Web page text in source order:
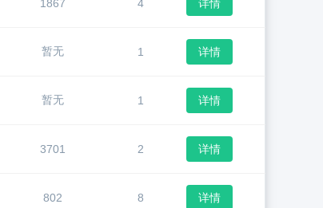
1867 4 详情
暂无 1 详情
暂无 1 详情
3701 2 详情
802 8 详情